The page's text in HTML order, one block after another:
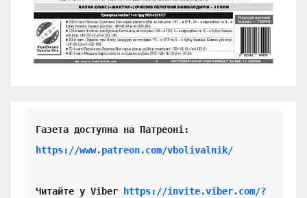
https://www.patreon.com/vbolivalnik/
Читайте у Viber
https://invite.viber.com/?